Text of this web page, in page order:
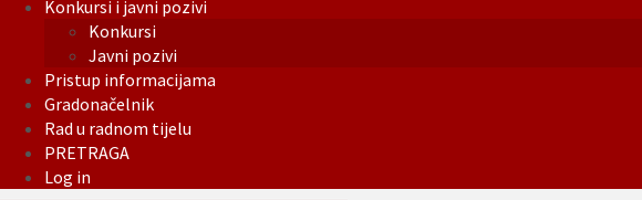
Konkursi i javni pozivi
Konkursi
Javni pozivi
Pristup informacijama
Gradonačelnik
Rad u radnom tijelu
PRETRAGA
Log in